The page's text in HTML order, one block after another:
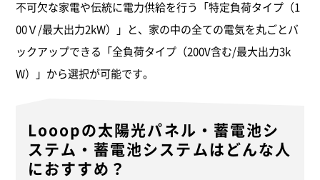
不可欠な家電や伝統に電力供給を行う「特定負荷タイプ（1
00Ｖ/最大出力2kW）」と、家の中の全ての電気を丸ごとバ
ックアップできる「全負荷タイプ（200V含む/最大出力3k
W）」から選択が可能です。
Looopの太陽光パネル・蓄電池シ
ステム・蓄電池システムはどんな人
におすすめ？